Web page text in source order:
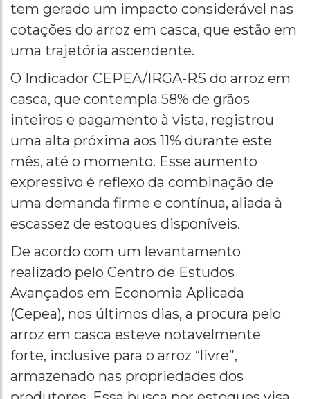
tem gerado um impacto considerável nas
cotações do arroz em casca, que estão em
uma trajetória ascendente.
O Indicador CEPEA/IRGA-RS do arroz em
casca, que contempla 58% de grãos
inteiros e pagamento à vista, registrou
uma alta próxima aos 11% durante este
mês, até o momento. Esse aumento
expressivo é reflexo da combinação de
uma demanda firme e contínua, aliada à
escassez de estoques disponíveis.
De acordo com um levantamento
realizado pelo Centro de Estudos
Avançados em Economia Aplicada
(Cepea), nos últimos dias, a procura pelo
arroz em casca esteve notavelmente
forte, inclusive para o arroz “livre”,
armazenado nas propriedades dos